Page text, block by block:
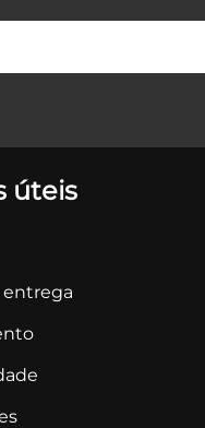
úteis
entrega